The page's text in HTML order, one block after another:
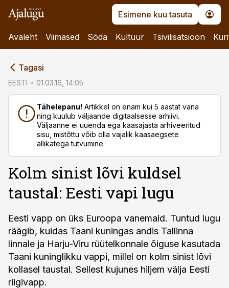
Esimene kuu tasuta
Avaleht Viimased Sõda Kultuur Tsivilisatsioon
Tagasi
EESTI 01.03.16, 14:05
Tähelepanu! Artikkel on enam kui 5 aastat vana
ning kuulub väljaande digitaalsesse arhiivi.
Väljaanne ei uuenda ega kaasajasta arhiveeritud
sisu, mistõttu võib olla vajalik kaasaegsete
allikatega tutvumine
Kolm sinist lõvi kuldsel
taustal: Eesti vapi lugu
Eesti vapp on üks Euroopa vanemaid. Tuntud lugu
räägib, kuidas Taani kuningas andis Tallinna
linnale ja Harju-Viru rüütelkonnale õiguse kasutada
Taani kuninglikku vappi, millel on kolm sinist lõvi
kollasel taustal. Sellest kujunes hiljem välja Eesti
riigivapp.